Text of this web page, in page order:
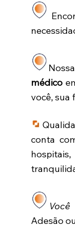
médico
você, sua
conta
Você
Adesão